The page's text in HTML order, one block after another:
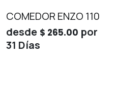
COMEDOR ENZO 110
desde $ 265.00 por
31 Días